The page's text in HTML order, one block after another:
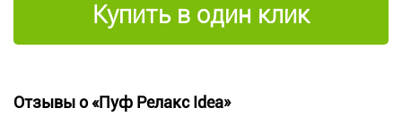
Купить в один клик
Отзывы о «Пуф Релакс Idea»